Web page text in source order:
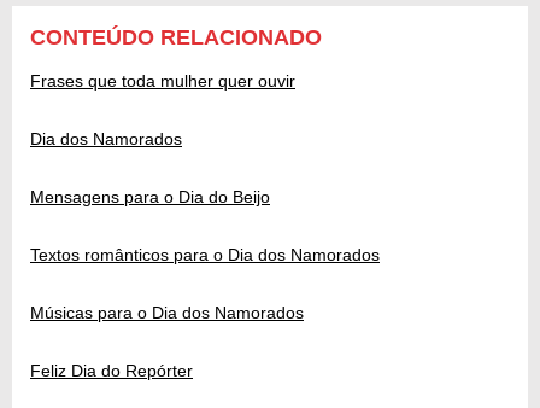
CONTEÚDO RELACIONADO
Frases que toda mulher quer ouvir
Dia dos Namorados
Mensagens para o Dia do Beijo
Textos românticos para o Dia dos Namorados
Músicas para o Dia dos Namorados
Feliz Dia do Repórter